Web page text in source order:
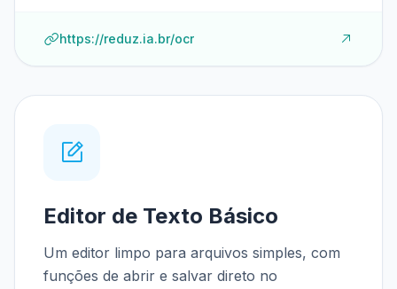
https://reduz.ia.br/ocr
Editor de Texto Básico
Um editor limpo para arquivos simples, com
funções de abrir e salvar direto no